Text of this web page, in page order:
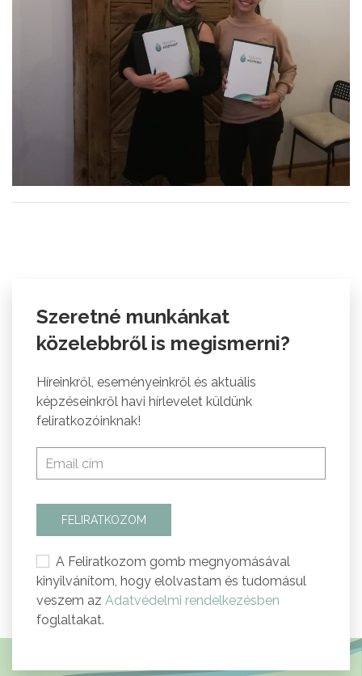
Szeretné munkánkat
közelebbről is megismerni?
Híreinkről, eseményeinkről és aktuális
képzéseinkről havi hírlevelet küldünk
feliratkozóinknak!
FELIRATKOZOM
A Feliratkozom gomb megnyomásával
kinyilvánítom, hogy elolvastam és tudomásul
veszem az Adatvédelmi rendelkezésben
foglaltakat.